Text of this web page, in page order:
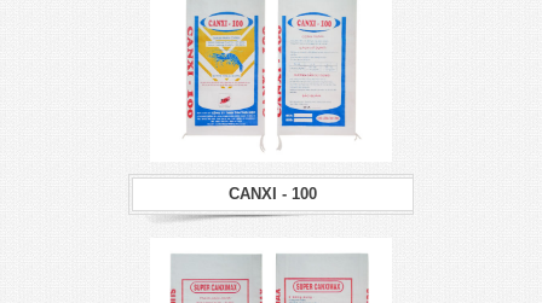
CANXI - 100